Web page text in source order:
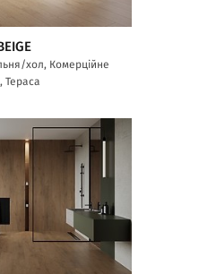
хол, Комерційне
Тераса